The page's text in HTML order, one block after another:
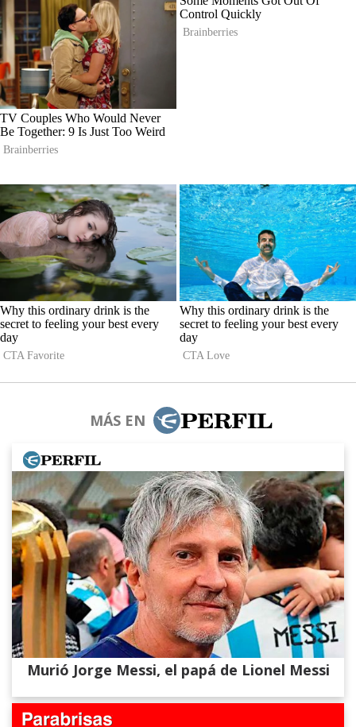
MÁS EN
Murió Jorge Messi, el papá de Lionel Messi